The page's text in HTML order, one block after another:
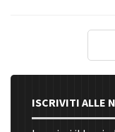
ISCRIVITI ALLE